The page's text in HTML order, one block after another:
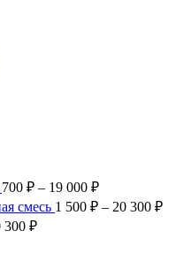
700 ₽ – 19 000 ₽Диапазон
цен:
смесь 1 500 ₽ – 20 300 ₽
300 ₽Диапазон